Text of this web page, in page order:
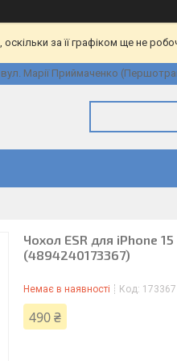
за її графіком ще не
вул. Марії Приймаченко
Чохол ESR для iPhone
(4894240173367)
Немає в наявності Код: 173367
490 ₴